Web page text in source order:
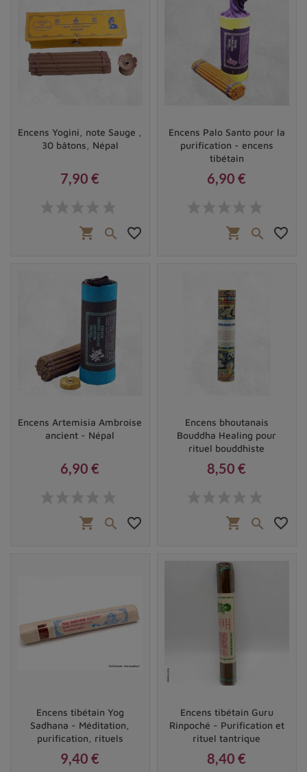
Encens Yogini, note Sauge ,
30 bâtons, Népal
7,90 €
shopping_cart  favorite_border
Encens Palo Santo pour la
purification - encens
tibétain
6,90 €
shopping_cart  favorite_border
Encens Artemisia Ambroise
ancient - Népal
6,90 €
shopping_cart  favorite_border
Encens bhoutanais
Bouddha Healing pour
rituel bouddhiste
8,50 €
shopping_cart  favorite_border
Encens tibétain Yog
Sadhana - Méditation,
purification, rituels
9,40 €
Encens tibétain Guru
Rinpoché - Purification et
rituel tantrique
8,40 €